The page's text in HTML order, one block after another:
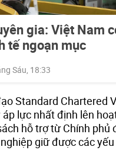
gia: Việt Nam
tế ngoạn mục
Sáu, 18:33
Standard Chartered
lực nhất định lên
hỗ trợ từ Chính phủ
giữ được các